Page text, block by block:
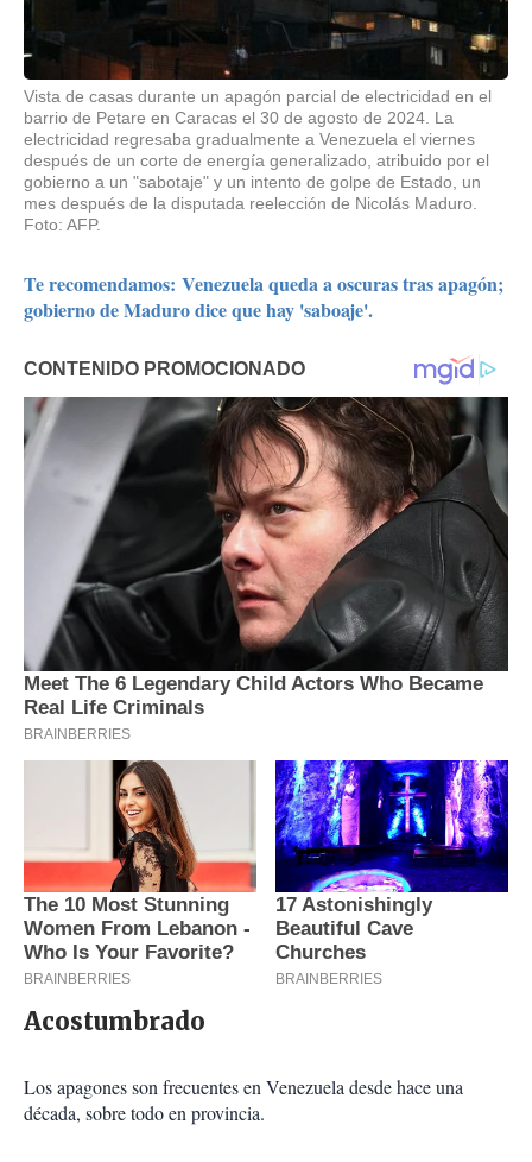
Vista de casas durante un apagón parcial de electricidad en el
barrio de Petare en Caracas el 30 de agosto de 2024. La
electricidad regresaba gradualmente a Venezuela el viernes
después de un corte de energía generalizado, atribuido por el
gobierno a un "sabotaje" y un intento de golpe de Estado, un
mes después de la disputada reelección de Nicolás Maduro.
Foto: AFP.
Te recomendamos: Venezuela queda a oscuras tras apagón;
gobierno de Maduro dice que hay 'saboaje'.
Acostumbrado
Los apagones son frecuentes en Venezuela desde hace una
década, sobre todo en provincia.